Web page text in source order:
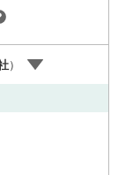
ご内覧もご対応
ので、名古屋市
能です！ 【大曽
曽根」駅徒歩1分
日ございません
）